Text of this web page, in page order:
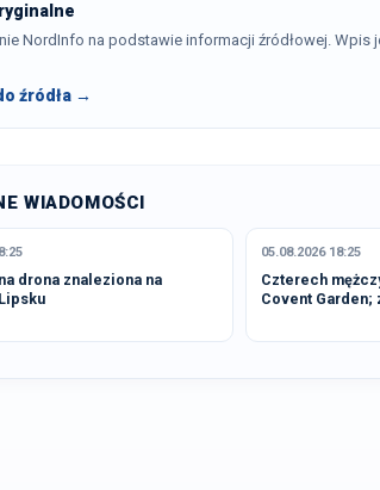
NordInfo na podstawie informacji źródłowej.
źródła →
WIADOMOŚCI
drona znaleziona na
05.08.2026 18:25
Czterech
Covent Garden;